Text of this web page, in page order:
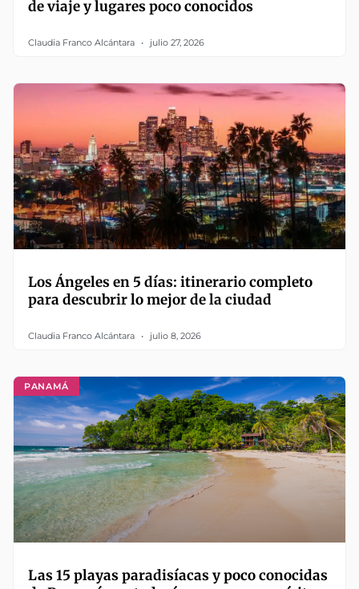
de viaje y lugares poco conocidos
Claudia Franco Alcántara julio 27, 2026
Los Ángeles en 5 días: itinerario completo
para descubrir lo mejor de la ciudad
Claudia Franco Alcántara julio 8, 2026
PANAMÁ
Las 15 playas paradisíacas y poco conocidas